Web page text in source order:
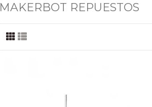
MAKERBOT REPUESTOS